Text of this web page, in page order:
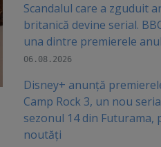
Scandalul care a zguduit
britanică devine serial.
una dintre premierele
06.08.2026
Disney+ anunță
Camp Rock 3, un nou
sezonul 14 din Futurama,
noutăți